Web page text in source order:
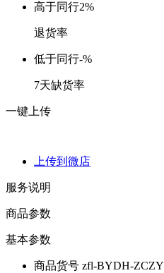
高于同行2%
退货率
低于同行-%
7天缺货率
一键上传
上传到微店
服务说明
商品参数
基本参数
商品货号 zfl-BYDH-ZCZY